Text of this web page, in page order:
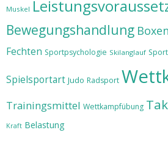
Muskel
Bewegungshandlung Boxen
Fechten Sportpsychologie Skilanglauf
Spielsportart Judo Radsport
Trainingsmittel Wettkampfübung
Kraft Belastung